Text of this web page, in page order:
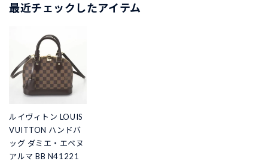
最近チェックしたアイテム
ルイヴィトン LOUIS
VUITTON ハンドバ
ッグ ダミエ・エベヌ
アルマ BB N41221